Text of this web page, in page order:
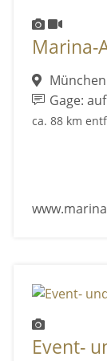
Marina-
München
Gage:
ca. 88 km
Event-